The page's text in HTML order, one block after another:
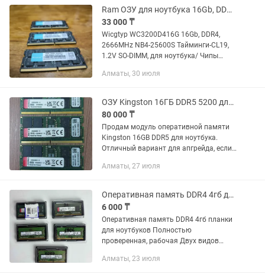
Ram ОЗУ для ноутбука 16Gb, DDR4, 2666MHz NB4-21300S Тайминги-CL19, 1.2V
33 000 ₸
Wicgtyp WC3200D416G 16Gb, DDR4,
2666MHz NB4-25600S Тайминги-CL19,
1.2V SO-DIMM, для ноутбука/ Чипы
Алматы, 30 июля
ОЗУ Kingston 16ГБ DDR5 5200 для ноутбука SO-DIMM
80 000 ₸
Продам модуль оперативной памяти
Kingston 16GB DDR5 для ноутбука.
Отличный вариант для апгрейда, если
улучшить многозадачность и сделать
Алматы, 27 июля
Оперативная память DDR4 4гб для ноутбуков
6 000 ₸
Оперативная память DDR4 4гб планки
для ноутбуков Полностью
проверенная, рабочая Двух видов
штуку Есть количество!
Алматы, 23 июля